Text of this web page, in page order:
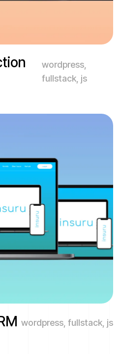
wordpress,
fullstack, js
wordpress, fullstack, js